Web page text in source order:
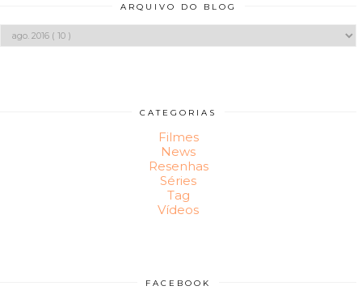
ARQUIVO DO BLOG
CATEGORIAS
Filmes
News
Resenhas
Séries
Tag
Vídeos
FACEBOOK